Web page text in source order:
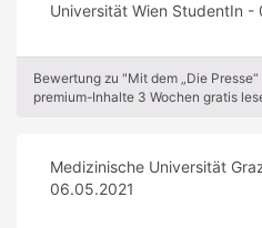
Universität Wien StudentIn -
Bewertung zu "Mit dem „Die
premium-Inhalte 3 Wochen gratis
Medizinische Universität
06.05.2021